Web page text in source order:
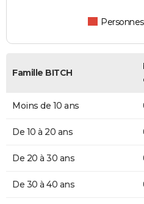
Famille BITCH
Moins de 10 ans
De 10 à 20 ans
De 20 à 30 ans
De 30 à 40 ans